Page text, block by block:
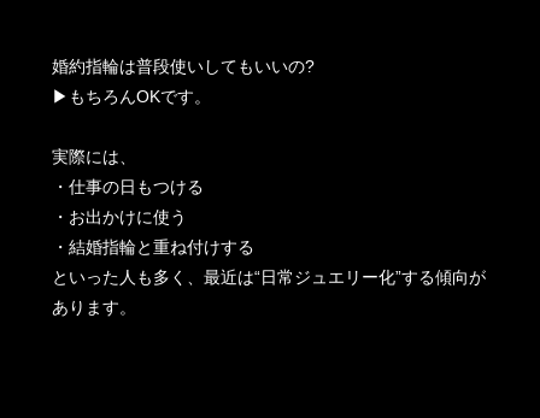
婚約指輪は普段使いしてもいいの?
▶もちろんOKです。
実際には、
・仕事の日もつける
・お出かけに使う
・結婚指輪と重ね付けする
といった人も多く、最近は“日常ジュエリー化”する傾向が
あります。